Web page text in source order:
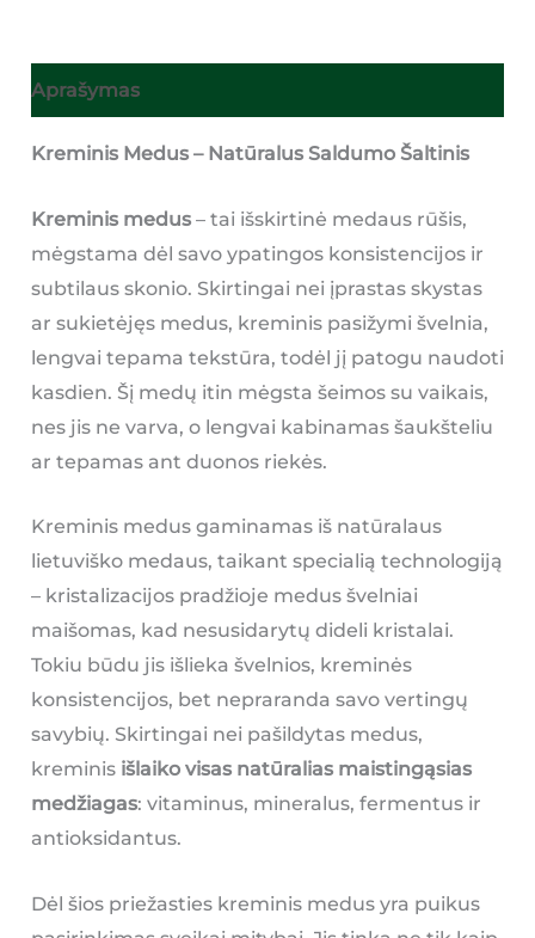
Aprašymas
Kreminis Medus – Natūralus Saldumo Šaltinis
Kreminis medus– tai išskirtinė medaus rūšis,
mėgstama dėl savo ypatingos konsistencijos ir
subtilaus skonio. Skirtingai nei įprastas skystas
ar sukietėjęs medus, kreminis pasižymi švelnia,
lengvai tepama tekstūra, todėl jį patogu naudoti
kasdien. Šį medų itin mėgsta šeimos su vaikais,
nes jis ne varva, o lengvai kabinamas šaukšteliu
ar tepamas ant duonos riekės.
Kreminis medus gaminamas iš natūralaus
lietuviško medaus, taikant specialią technologiją
– kristalizacijos pradžioje medus švelniai
maišomas, kad nesusidarytų dideli kristalai.
Tokiu būdu jis išlieka švelnios, kreminės
konsistencijos, bet nepraranda savo vertingų
savybių. Skirtingai nei pašildytas medus,
kreminis išlaiko visas natūralias maistingąsias
medžiagas: vitaminus, mineralus, fermentus ir
antioksidantus.
Dėl šios priežasties kreminis medus yra puikus